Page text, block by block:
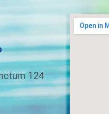
124